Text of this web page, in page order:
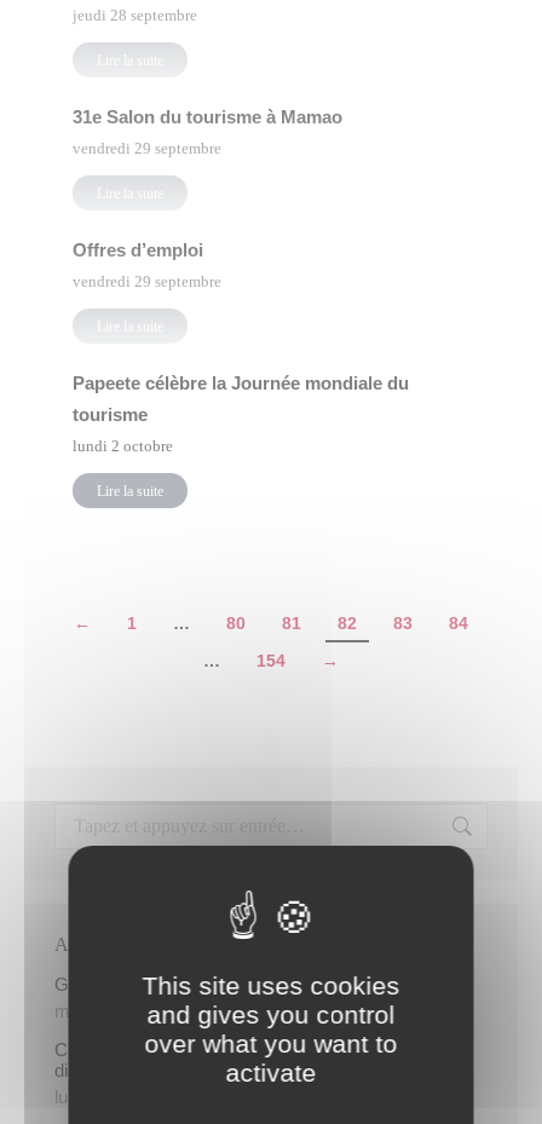
jeudi 28 septembre
Lire la suite
31e Salon du tourisme à Mamao
vendredi 29 septembre
Lire la suite
Offres d’emploi
vendredi 29 septembre
Lire la suite
Papeete célèbre la Journée mondiale du
tourisme
lundi 2 octobre
Lire la suite
← 1 … 80 81 82 83
84
…
154 →
Articles récents
Gratuité du parking de l’HDV le dimanche matin
mercredi 5 août
Cinq demandeurs d’emploi de Papeete intègrent le
dispositif TIATURI AMO
lundi 3 août
This site uses cookies
and gives you control
over what you want to
activate